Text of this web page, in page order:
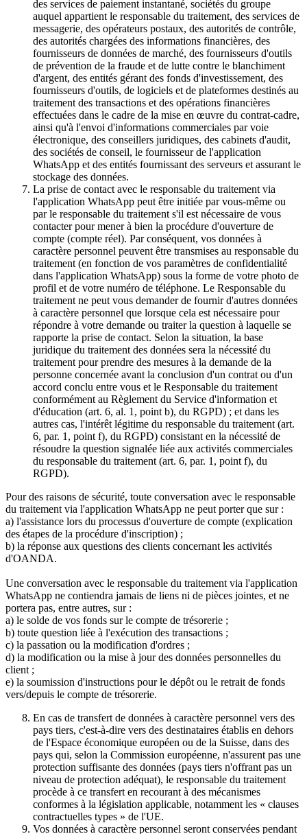
des services de paiement instantané, sociétés du groupe
auquel appartient le responsable du traitement, des services de
messagerie, des opérateurs postaux, des autorités de contrôle,
des autorités chargées des informations financières, des
fournisseurs de données de marché, des fournisseurs d'outils
de prévention de la fraude et de lutte contre le blanchiment
d'argent, des entités gérant des fonds d'investissement, des
fournisseurs d'outils, de logiciels et de plateformes destinés au
traitement des transactions et des opérations financières
effectuées dans le cadre de la mise en œuvre du contrat-cadre,
ainsi qu'à l'envoi d'informations commerciales par voie
électronique, des conseillers juridiques, des cabinets d'audit,
des sociétés de conseil, le fournisseur de l'application
WhatsApp et des entités fournissant des serveurs et assurant le
stockage des données.
La prise de contact avec le responsable du traitement via
l'application WhatsApp peut être initiée par vous-même ou
par le responsable du traitement s'il est nécessaire de vous
contacter pour mener à bien la procédure d'ouverture de
compte (compte réel). Par conséquent, vos données à
caractère personnel peuvent être transmises au responsable du
traitement (en fonction de vos paramètres de confidentialité
dans l'application WhatsApp) sous la forme de votre photo de
profil et de votre numéro de téléphone. Le Responsable du
traitement ne peut vous demander de fournir d'autres données
à caractère personnel que lorsque cela est nécessaire pour
répondre à votre demande ou traiter la question à laquelle se
rapporte la prise de contact. Selon la situation, la base
juridique du traitement des données sera la nécessité du
traitement pour prendre des mesures à la demande de la
personne concernée avant la conclusion d'un contrat ou d'un
accord conclu entre vous et le Responsable du traitement
conformément au Règlement du Service d'information et
d'éducation (art. 6, al. 1, point b), du RGPD) ; et dans les
autres cas, l'intérêt légitime du responsable du traitement (art.
6, par. 1, point f), du RGPD) consistant en la nécessité de
résoudre la question signalée liée aux activités commerciales
du responsable du traitement (art. 6, par. 1, point f), du
RGPD).
Pour des raisons de sécurité, toute conversation avec le responsable
du traitement via l'application WhatsApp ne peut porter que sur :
a) l'assistance lors du processus d'ouverture de compte (explication
des étapes de la procédure d'inscription) ;
b) la réponse aux questions des clients concernant les activités
d'OANDA.
Une conversation avec le responsable du traitement via l'application
WhatsApp ne contiendra jamais de liens ni de pièces jointes, et ne
portera pas, entre autres, sur :
a) le solde de vos fonds sur le compte de trésorerie ;
b) toute question liée à l'exécution des transactions ;
c) la passation ou la modification d'ordres ;
d) la modification ou la mise à jour des données personnelles du
client ;
e) la soumission d'instructions pour le dépôt ou le retrait de fonds
vers/depuis le compte de trésorerie.
En cas de transfert de données à caractère personnel vers des
pays tiers, c'est-à-dire vers des destinataires établis en dehors
de l'Espace économique européen ou de la Suisse, dans des
pays qui, selon la Commission européenne, n'assurent pas une
protection suffisante des données (pays tiers n'offrant pas un
niveau de protection adéquat), le responsable du traitement
procède à ce transfert en recourant à des mécanismes
conformes à la législation applicable, notamment les « clauses
contractuelles types » de l'UE.
Vos données à caractère personnel seront conservées pendant